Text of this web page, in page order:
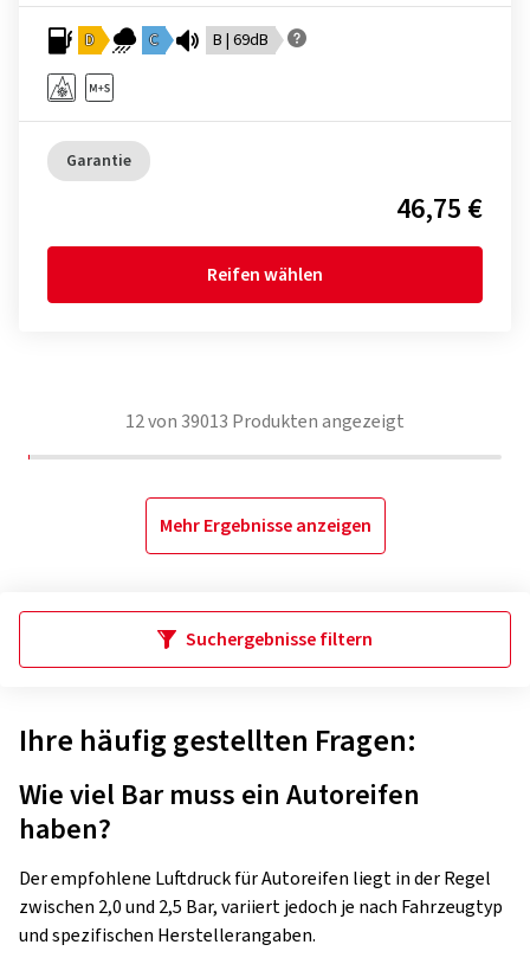
D C B | 69dB
Garantie
46,75 €
Reifen wählen
12von 39013 Produkten angezeigt
Mehr Ergebnisse anzeigen
Suchergebnisse filtern
Ihre häufig gestellten Fragen:
Wie viel Bar muss ein Autoreifen
haben?
Der empfohlene Luftdruck für Autoreifen liegt in der Regel
zwischen 2,0 und 2,5 Bar, variiert jedoch je nach Fahrzeugtyp
und spezifischen Herstellerangaben.